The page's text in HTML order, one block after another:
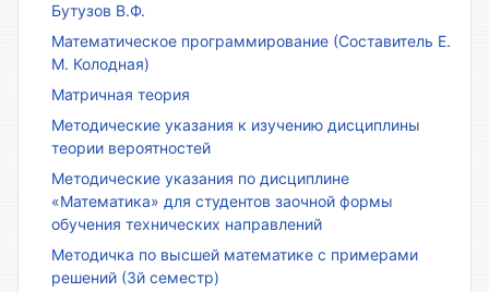
Бутузов В.Ф.
Математическое программирование (Составитель Е.
М. Колодная)
Матричная теория
Методические указания к изучению дисциплины
теории вероятностей
Методические указания по дисциплине
«Математика» для студентов заочной формы
обучения технических направлений
Методичка по высшей математике с примерами
решений (3й семестр)